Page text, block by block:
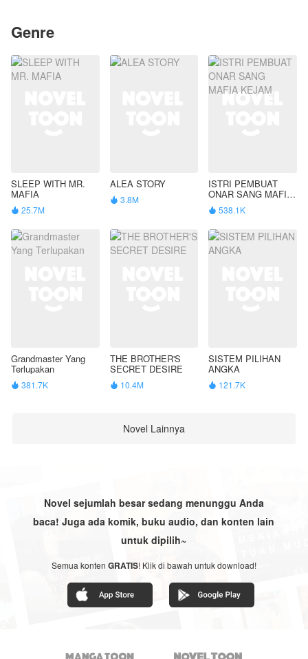
Genre
SLEEP WITH MR.
MAFIA
 25.7M
ALEA STORY
 3.8M
ISTRI PEMBUAT
ONAR SANG MAFIA
KEJAM
 538.1K
Grandmaster Yang
Terlupakan
 381.7K
THE BROTHER'S
SECRET DESIRE
 10.4M
SISTEM PILIHAN
ANGKA
 121.7K
Novel Lainnya
Novel sejumlah besar sedang menunggu Anda
baca! Juga ada komik, buku audio, dan konten lain
untuk dipilih~
Semua konten GRATIS! Klik di bawah untuk download!